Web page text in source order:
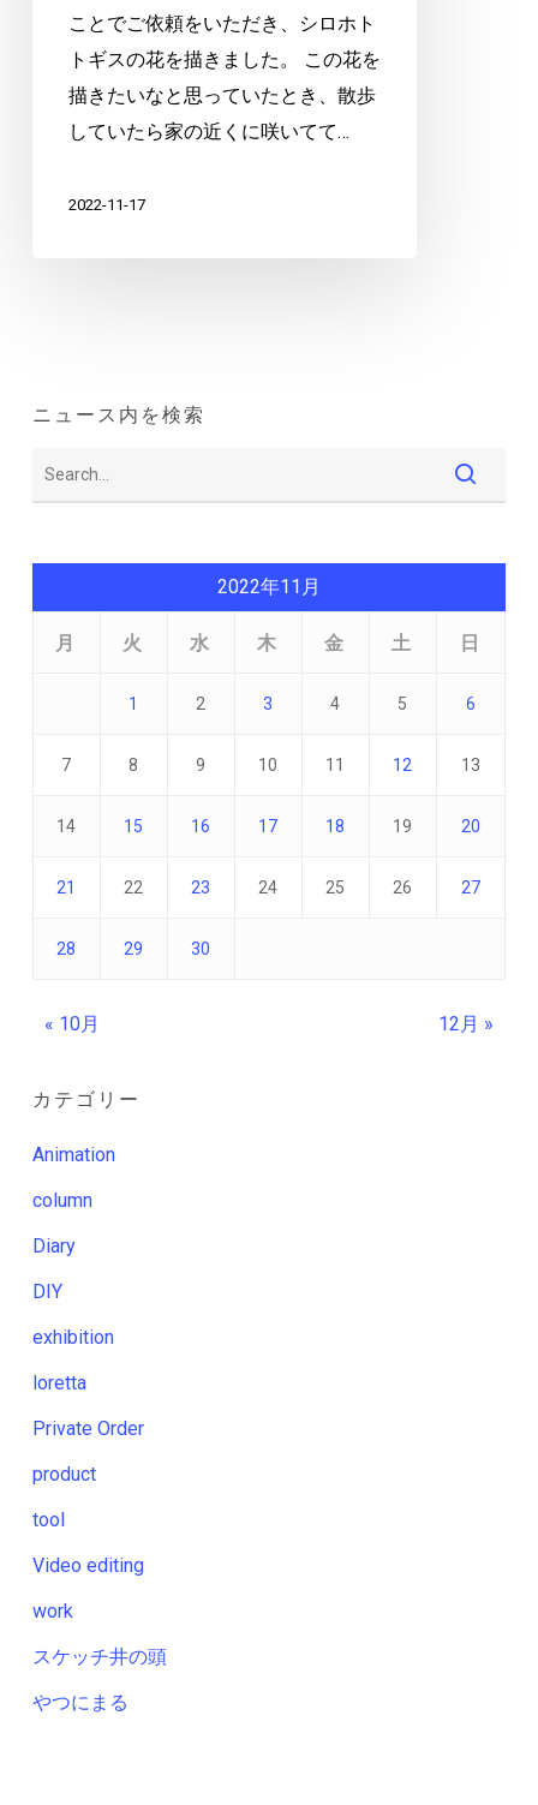
ことでご依頼をいただき、シロホト
トギスの花を描きました。 この花を
描きたいなと思っていたとき、散歩
していたら家の近くに咲いてて…
2022-11-17
ニュース内を検索
2022年11月
月 火 水 木 金 土 日
1 2 3 4 5 6
7 8 9 10 11 12 13
14 15 16 17 18 19 20
21 22 23 24 25 26 27
28 29 30
« 10月 12月 »
カテゴリー
Animation
column
Diary
DIY
exhibition
loretta
Private Order
product
tool
Video editing
work
スケッチ井の頭
やつにまる